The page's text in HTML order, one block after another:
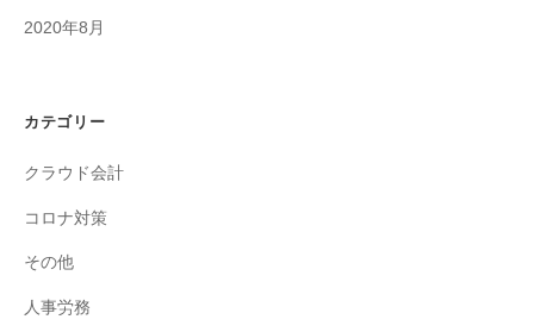
2020年8月
カテゴリー
クラウド会計
コロナ対策
その他
人事労務